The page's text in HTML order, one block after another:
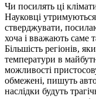
Чи посилять ці
Науковці
стверджувати,
хоча і вважають саме
Більшість регіонів,
температури в
можливості
обмежені, пишуть
наслідки будуть